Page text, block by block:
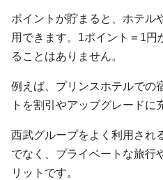
ポイントが貯まると、ホテル
用できます。1ポイント＝1円
ることはありません。
例えば、プリンスホテルでの
トを割引やアップグレードに
西武グループをよく利用され
でなく、プライベートな旅行
リットです。